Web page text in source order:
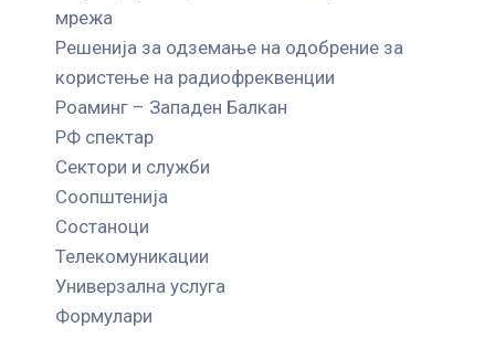
мрежа
Решенија за одземање на одобрение за
користење на радиофреквенции
Роаминг – Западен Балкан
РФ спектар
Сектори и служби
Соопштенија
Состаноци
Телекомуникации
Универзална услуга
Формулари